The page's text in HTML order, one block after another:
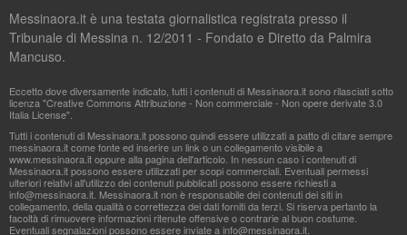
Messinaora.it è una testata giornalistica registrata presso il
Tribunale di Messina n. 12/2011 - Fondato e Diretto da Palmira
Mancuso.
Eccetto dove diversamente indicato, tutti i contenuti di Messinaora.it sono rilasciati sotto
licenza "Creative Commons Attribuzione - Non commerciale - Non opere derivate 3.0
Italia License".
Tutti i contenuti di Messinaora.it possono quindi essere utilizzati a patto di citare sempre
messinaora.it come fonte ed inserire un link o un collegamento visibile a
www.messinaora.it oppure alla pagina dell'articolo. In nessun caso i contenuti di
Messinaora.it possono essere utilizzati per scopi commerciali. Eventuali permessi
ulteriori relativi all'utilizzo dei contenuti pubblicati possono essere richiesti a
info@messinaora.it . Messinaora.it non è responsabile dei contenuti dei siti in
collegamento, della qualità o correttezza dei dati forniti da terzi. Si riserva pertanto la
facoltà di rimuovere informazioni ritenute offensive o contrarie al buon costume.
Eventuali segnalazioni possono essere inviate ainfo@messinaora.it